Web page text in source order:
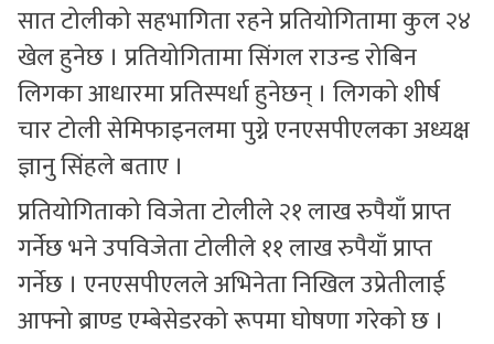
सात टोलीको सहभागिता रहने प्रतियोगितामा कुल २४
खेल हुनेछ । प्रतियोगितामा सिंगल राउन्ड रोबिन
लिगका आधारमा प्रतिस्पर्धा हुनेछन् । लिगको शीर्ष
चार टोली सेमिफाइनलमा पुग्ने एनएसपीएलका अध्यक्ष
ज्ञानु सिंहले बताए ।
प्रतियोगिताको विजेता टोलीले २१ लाख रुपैयाँ प्राप्त
गर्नेछ भने उपविजेता टोलीले ११ लाख रुपैयाँ प्राप्त
गर्नेछ । एनएसपीएलले अभिनेता निखिल उप्रेतीलाई
आफ्नो ब्राण्ड एम्बेसेडरको रूपमा घोषणा गरेको छ ।